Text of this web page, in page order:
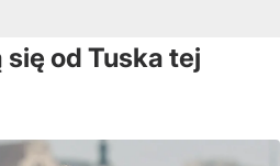
od Tuska tej